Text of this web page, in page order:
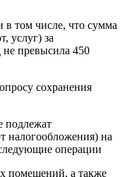
в том числе, что сумма
услуг) за
превысила 450
сохранения
подлежат
налогообложения) на
операции
помещений, а также